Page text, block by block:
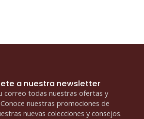
a nuestra newsletter
correo todas nuestras ofertas y
nuestras promociones de
nuevas colecciones y consejos.